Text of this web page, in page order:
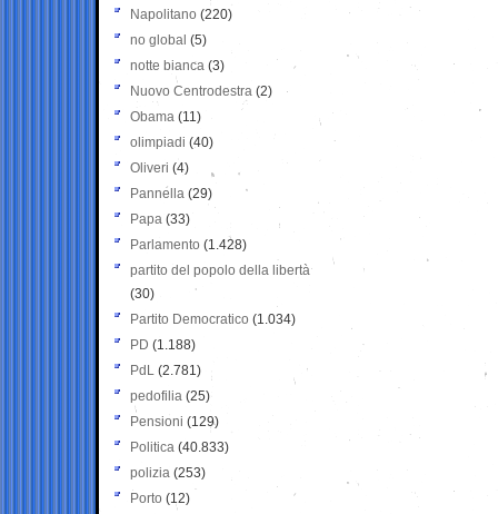
Napolitano (220)
no global (5)
notte bianca (3)
Nuovo Centrodestra (2)
Obama (11)
olimpiadi (40)
Oliveri (4)
Pannella (29)
Papa (33)
Parlamento (1.428)
partito del popolo della libertà
(30)
Partito Democratico (1.034)
PD (1.188)
PdL (2.781)
pedofilia (25)
Pensioni (129)
Politica (40.833)
polizia (253)
Porto (12)